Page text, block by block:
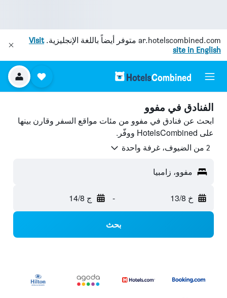
ar.hotelscombined.com متوفر أيضاً باللغة الإنجليزية.Visit
site in English
الفنادق في مفوو
ابحث عن فنادق في مفوو من مئات مواقع السفر وقارن بينها
على HotelsCombined ووفّر.
2 من الضيوف، غرفة واحدة
مفوو، زامبيا
خ 13/8 - ج 14/8
بحث